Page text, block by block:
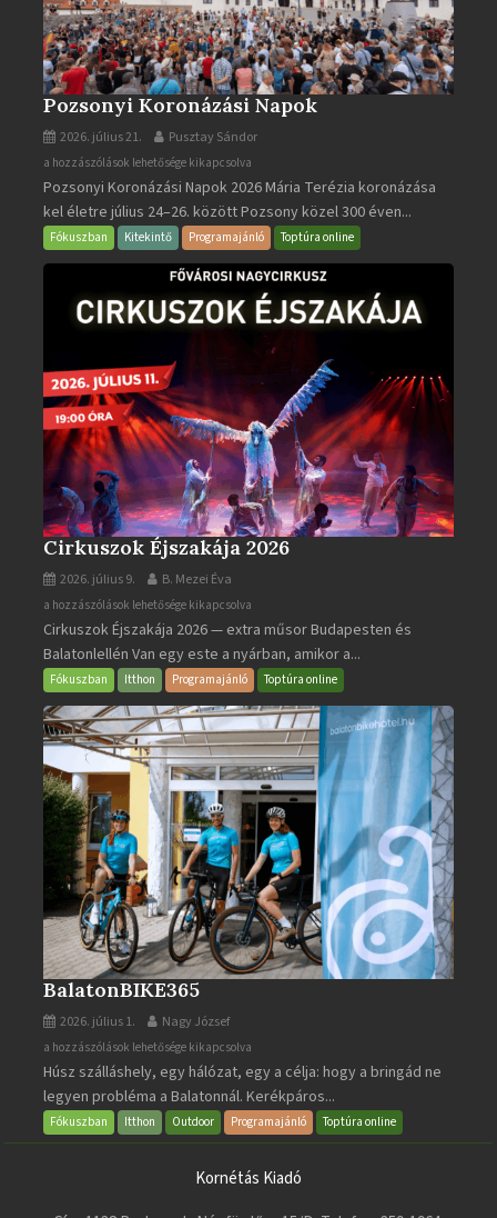
Pozsonyi Koronázási Napok
2026. július 21. Pusztay Sándor
Pozsonyi
Koronázási
Napok
bejegyzéshez
a hozzászólások lehetősége kikapcsolva
Pozsonyi Koronázási Napok 2026 Mária Terézia koronázása
kel életre július 24–26. között Pozsony közel 300 éven...
Fókuszban Kitekintő Programajánló Toptúra online
Cirkuszok Éjszakája 2026
2026. július 9. B. Mezei Éva
Cirkuszok
Éjszakája
2026
bejegyzéshez
a hozzászólások lehetősége kikapcsolva
Cirkuszok Éjszakája 2026 — extra műsor Budapesten és
Balatonlellén Van egy este a nyárban, amikor a...
Fókuszban Itthon Programajánló Toptúra online
BalatonBIKE365
2026. július 1. Nagy József
BalatonBIKE365
bejegyzéshez
a hozzászólások lehetősége kikapcsolva
Húsz szálláshely, egy hálózat, egy a célja: hogy a bringád ne
legyen probléma a Balatonnál. Kerékpáros...
Fókuszban Itthon Outdoor Programajánló Toptúra online
Kornétás Kiadó